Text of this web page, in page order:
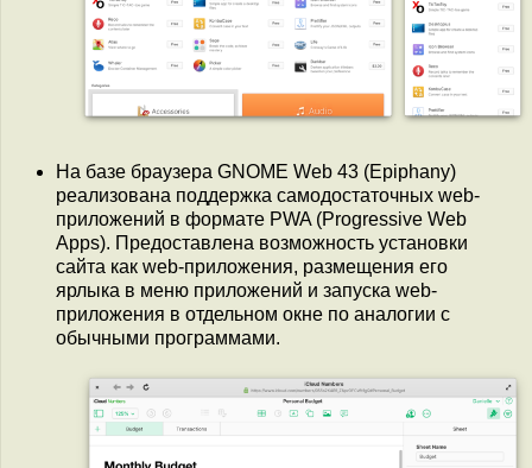
На базе браузера GNOME Web 43 (Epiphany)
реализована поддержка самодостаточных web-
приложений в формате PWA (Progressive Web
Apps). Предоставлена возможность установки
сайта как web-приложения, размещения его
ярлыка в меню приложений и запуска web-
приложения в отдельном окне по аналогии с
обычными программами.